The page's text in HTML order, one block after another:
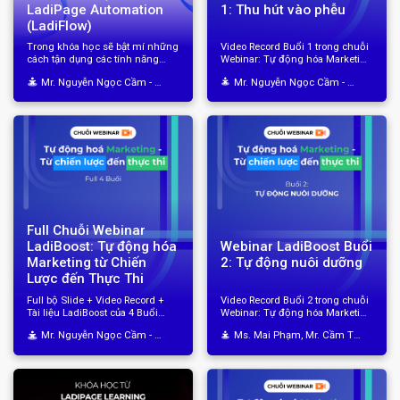
LadiPage Automation
(LadiFlow)
Trong khóa học sẽ bật mí những
cách tận dụng các tính năng
tăng tối đa chuyển đổi, tối ưu và
1: Thu hút vào phễu
Video Record Buổi 1 trong chuỗi
Webinar: Tự động hóa Marketing
Full Chuỗi Webinar
LadiBoost: Tự động hóa
Marketing từ Chiến
Lược đến Thực Thi
Full bộ Slide + Video Record +
Tài liệu LadiBoost của 4 Buổi
Mr. Nguyễn Ngọc Cầm - Chuyên gia Marketing Automation
Webinar LadiBoost Buổi
2: Tự động nuôi dưỡng
Video Record Buổi 2 trong chuỗi
Webinar: Tự động hóa Marketing
Ms. Mai Phạm, Mr. Cầm Tiên Sinh và Mr. Tình Nguyễn